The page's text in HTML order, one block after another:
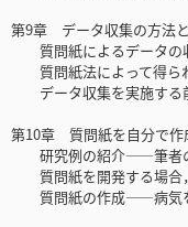
第9章 データ収集の方法
質問紙によるデータの
質問紙法によって得ら
データ収集を実施する
第10章 質問紙を自分で作
研究例の紹介――筆者
質問紙を開発する場合
質問紙の作成――病気を